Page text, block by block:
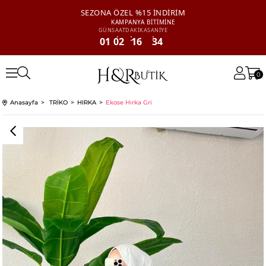
SEZONA ÖZEL %15 İNDİRİM
KAMPANYA BİTİMİNE
GÜN
01
SAAT
02
DAKİKA
16
SANİYE
34
0
Anasayfa TRİKO HIRKA Ekose Hırka Gri